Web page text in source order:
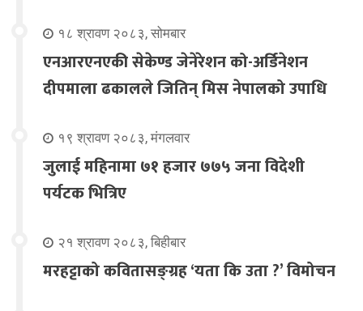
१८ श्रावण २०८३, सोमबार
एनआरएनएकी सेकेण्ड जेनेरेशन को-अर्डिनेशन
दीपमाला ढकालले जितिन् मिस नेपालको उपाधि
१९ श्रावण २०८३, मंगलवार
जुलाई महिनामा ७१ हजार ७७५ जना विदेशी
पर्यटक भित्रिए
२१ श्रावण २०८३, बिहीबार
मरहट्टाको कवितासङ्ग्रह ‘यता कि उता ?’ विमोचन